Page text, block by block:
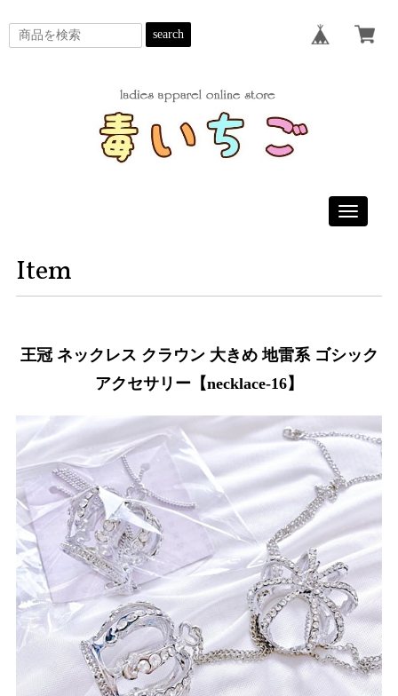
search
Toggle
Item
王冠 ネックレス クラウン 大きめ 地雷系 ゴシック
アクセサリー【necklace-16】